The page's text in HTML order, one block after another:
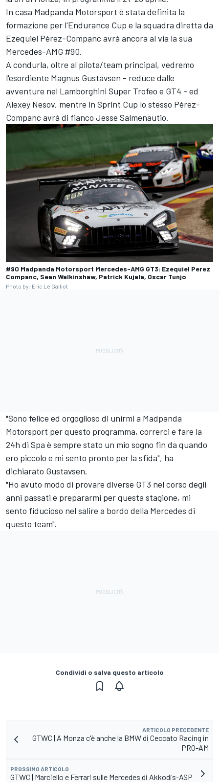
In casa Madpanda Motorsport è stata definita la
formazione per l'Endurance Cup e la squadra diretta da
Ezequiel Pérez-Companc avrà ancora al via la sua
Mercedes-AMG #90.
A condurla, oltre al pilota/team principal, vedremo
l'esordiente Magnus Gustavsen - reduce dalle
avventure nel Lamborghini Super Trofeo e GT4 - ed
Alexey Nesov, mentre in Sprint Cup lo stesso Pérez-
Companc avrà di fianco Jesse Salmenautio.
#90 Madpanda Motorsport Mercedes-AMG GT3: Ezequiel Perez
Companc, Sean Walkinshaw, Patrick Kujala, Oscar Tunjo
Photo by: Eric Le Galliot
"Sono felice ed orgoglioso di unirmi a Madpanda
Motorsport per questo programma, correrci e fare la
24h di Spa è sempre stato un mio sogno fin da quando
ero piccolo e mi sento pronto per la sfida", ha
dichiarato Gustavsen.
"Ho avuto modo di provare diverse GT3 nel corso degli
anni passati e prepararmi per questa stagione, mi
sento fiducioso nel salire a bordo della Mercedes di
questo team".
Condividi o salva questo articolo
ARTICOLO PRECEDENTE
GTWC | A Monza c'è anche la BMW di Ceccato Racing in
PRO-AM
PROSSIMO ARTICOLO
GTWC | Marciello e Ferrari sulle Mercedes di Akkodis-ASP